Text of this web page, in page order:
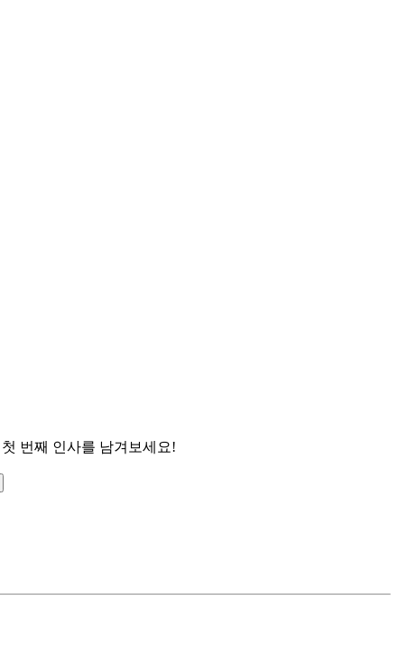
첫 번째 인사를 남겨보세요!